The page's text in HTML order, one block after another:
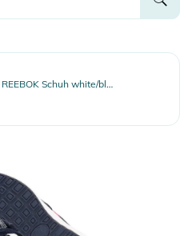
CLASSIC LEATHER X REEBOK Schuh white/blue/red